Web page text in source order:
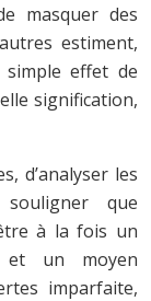
masquer des
estiment,
effet de
signification,
d’analyser les
que
à la fois un
et un moyen
imparfaite,